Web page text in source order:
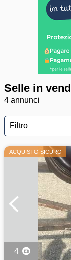
Selle in
4 annunci
Filtro
ACQUISTO SICURO
4